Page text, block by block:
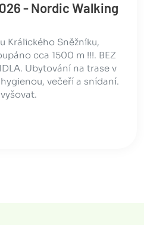
- Nordic Walking
Králického Sněžníku,
cca 1500 m !!!. BEZ
Ubytování na trase v
večeří a snídaní.